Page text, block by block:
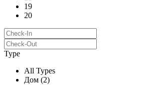
19
20
Type
All Types
Дом (2)